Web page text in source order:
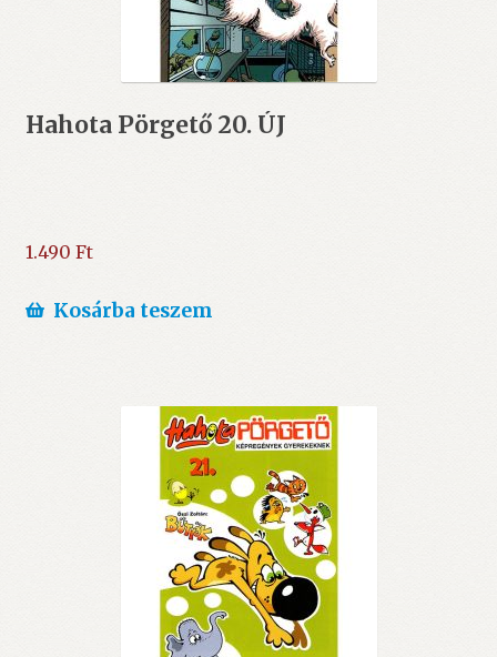
Hahota Pörgető 20. ÚJ
1.490 Ft
Kosárba teszem